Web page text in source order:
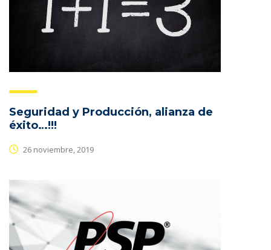
Seguridad y Producción, alianza de
éxito…!!!
26 noviembre, 2019